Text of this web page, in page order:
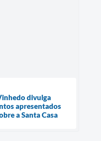
divulga
apresentados
a Santa Casa